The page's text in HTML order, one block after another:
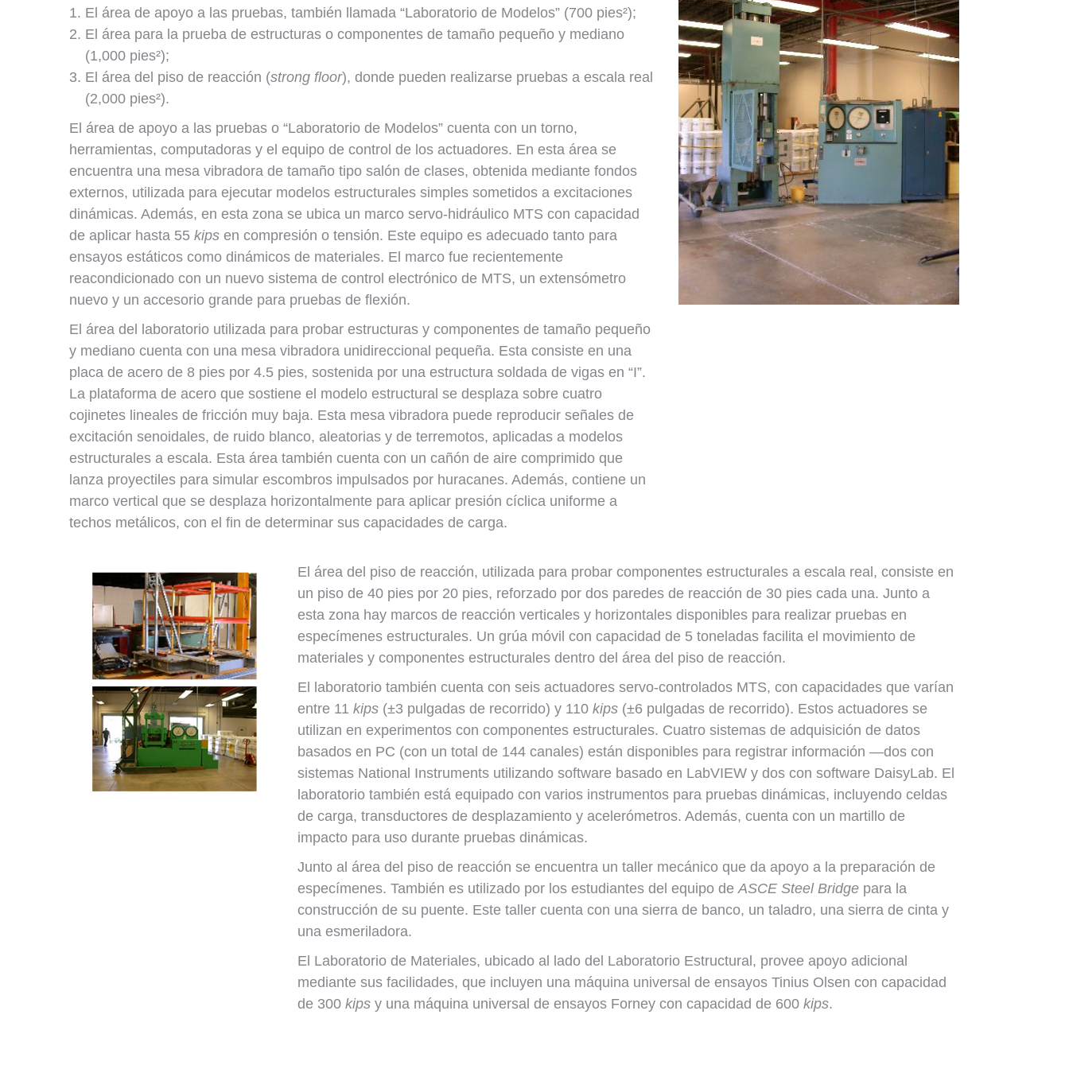
El área de apoyo a las pruebas, también llamada “Laboratorio de Modelos” (700 pies²);
El área para la prueba de estructuras o componentes de tamaño pequeño y mediano
(1,000 pies²);
El área del piso de reacción (strong floor), donde pueden realizarse pruebas a escala real
(2,000 pies²).
El área de apoyo a las pruebas o “Laboratorio de Modelos” cuenta con un torno,
herramientas, computadoras y el equipo de control de los actuadores. En esta área se
encuentra una mesa vibradora de tamaño tipo salón de clases, obtenida mediante fondos
externos, utilizada para ejecutar modelos estructurales simples sometidos a excitaciones
dinámicas. Además, en esta zona se ubica un marco servo-hidráulico MTS con capacidad
de aplicar hasta 55 kips en compresión o tensión. Este equipo es adecuado tanto para
ensayos estáticos como dinámicos de materiales. El marco fue recientemente
reacondicionado con un nuevo sistema de control electrónico de MTS, un extensómetro
nuevo y un accesorio grande para pruebas de flexión.
El área del laboratorio utilizada para probar estructuras y componentes de tamaño pequeño
y mediano cuenta con una mesa vibradora unidireccional pequeña. Esta consiste en una
placa de acero de 8 pies por 4.5 pies, sostenida por una estructura soldada de vigas en “I”.
La plataforma de acero que sostiene el modelo estructural se desplaza sobre cuatro
cojinetes lineales de fricción muy baja. Esta mesa vibradora puede reproducir señales de
excitación senoidales, de ruido blanco, aleatorias y de terremotos, aplicadas a modelos
estructurales a escala. Esta área también cuenta con un cañón de aire comprimido que
lanza proyectiles para simular escombros impulsados por huracanes. Además, contiene un
marco vertical que se desplaza horizontalmente para aplicar presión cíclica uniforme a
techos metálicos, con el fin de determinar sus capacidades de carga.
El área del piso de reacción, utilizada para probar componentes estructurales a escala real, consiste en
un piso de 40 pies por 20 pies, reforzado por dos paredes de reacción de 30 pies cada una. Junto a
esta zona hay marcos de reacción verticales y horizontales disponibles para realizar pruebas en
especímenes estructurales. Un grúa móvil con capacidad de 5 toneladas facilita el movimiento de
materiales y componentes estructurales dentro del área del piso de reacción.
El laboratorio también cuenta con seis actuadores servo-controlados MTS, con capacidades que varían
entre 11kips (±3 pulgadas de recorrido) y 110kips (±6 pulgadas de recorrido). Estos actuadores se
utilizan en experimentos con componentes estructurales. Cuatro sistemas de adquisición de datos
basados en PC (con un total de 144 canales) están disponibles para registrar información —dos con
sistemas National Instruments utilizando software basado en LabVIEW y dos con software DaisyLab. El
laboratorio también está equipado con varios instrumentos para pruebas dinámicas, incluyendo celdas
de carga, transductores de desplazamiento y acelerómetros. Además, cuenta con un martillo de
impacto para uso durante pruebas dinámicas.
Junto al área del piso de reacción se encuentra un taller mecánico que da apoyo a la preparación de
especímenes. También es utilizado por los estudiantes del equipo deASCE Steel Bridge para la
construcción de su puente. Este taller cuenta con una sierra de banco, un taladro, una sierra de cinta y
una esmeriladora.
El Laboratorio de Materiales, ubicado al lado del Laboratorio Estructural, provee apoyo adicional
mediante sus facilidades, que incluyen una máquina universal de ensayos Tinius Olsen con capacidad
de 300kips y una máquina universal de ensayos Forney con capacidad de 600kips.